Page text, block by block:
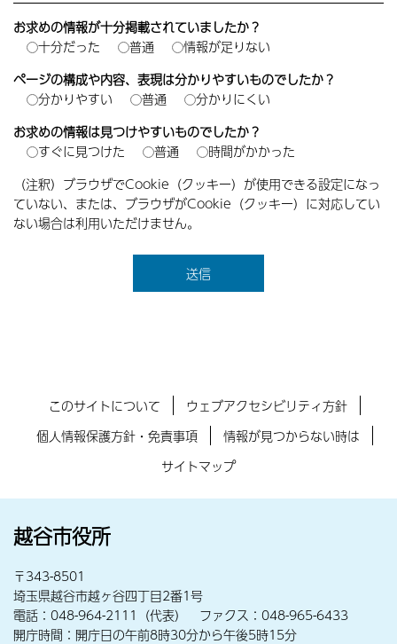
お求めの情報が十分掲載されていましたか？
十分だった
普通
情報が足りない
ページの構成や内容、表現は分かりやすいものでしたか？
分かりやすい
普通
分かりにくい
お求めの情報は見つけやすいものでしたか？
すぐに見つけた
普通
時間がかかった
（注釈）ブラウザでCookie（クッキー）が使用できる設定になっ
ていない、または、ブラウザがCookie（クッキー）に対応してい
ない場合は利用いただけません。
このサイトについて
ウェブアクセシビリティ方針
個人情報保護方針・免責事項
情報が見つからない時は
サイトマップ
越谷市役所
〒343-8501
埼玉県越谷市越ヶ谷四丁目2番1号
電話：048-964-2111（代表） ファクス：048-965-6433
開庁時間：開庁日の午前8時30分から午後5時15分